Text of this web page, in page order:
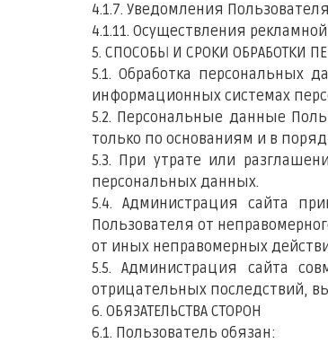
4.1.7. Уведомления
4.1.11. Осуществления
5. СПОСОБЫ И СРОКИ ОБРАБОТКИ
5.1. Обработка персональных
информационных системах
5.2. Персональные данные
только по основаниям и в
5.3. При утрате или
персональных данных.
5.4. Администрация сайта
Пользователя от
от иных неправомерных
5.5. Администрация сайта
отрицательных последствий,
6. ОБЯЗАТЕЛЬСТВА СТОРОН
6.1. Пользователь обязан: